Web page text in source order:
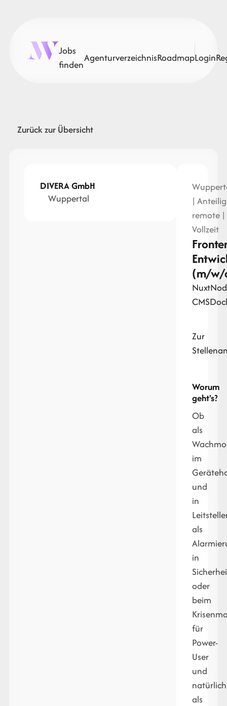
Jobs
finden
AgenturverzeichnisRoadmapLogin
Zurück zur Übersicht
DIVERA GmbH
Wuppertal
| Anteilig
remote |
Vollzeit
(m/
Nuxt
CMS
Zur
Worum
geht's?
Ob
als
im
und
in
als
in
oder
beim
für
Power-
User
und
natürlich
als